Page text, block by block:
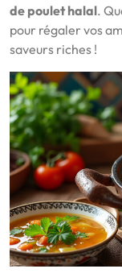
de poulet halal.
pour régaler vos
saveurs riches !